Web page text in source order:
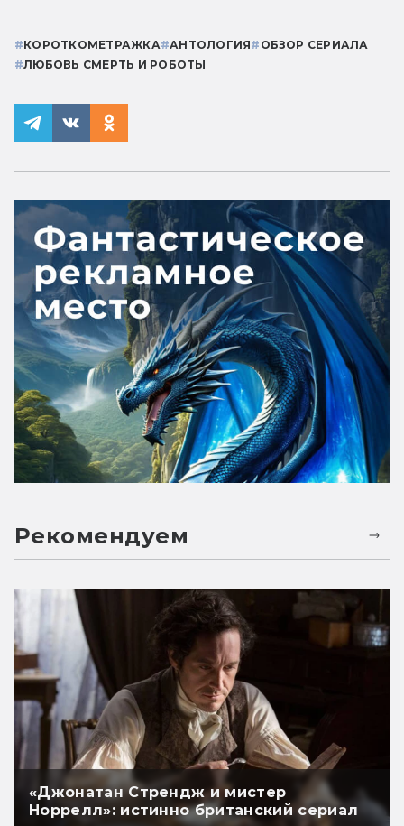
#КОРОТКОМЕТРАЖКА#АНТОЛОГИЯ# ОБЗОР СЕРИАЛА
#ЛЮБОВЬ СМЕРТЬ И РОБОТЫ
Рекомендуем
«Джонатан Стрендж и мистер
Норрелл»: истинно британский сериал